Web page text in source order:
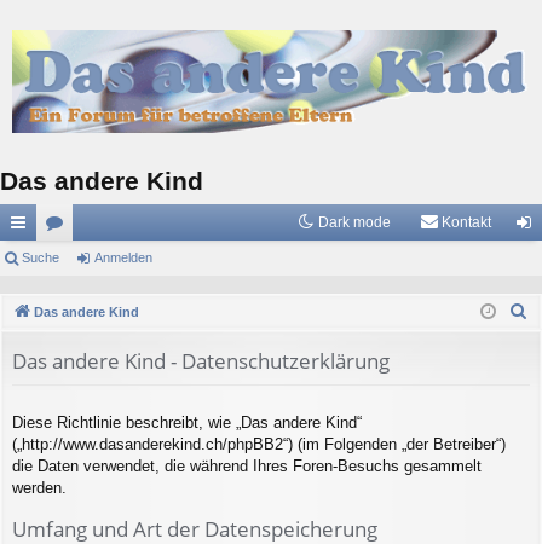
Das andere Kind
ch
ug
or
Dark mode Kontakt
Suche Anmelden
Das andere Kind
Das andere Kind - Datenschutzerklärung
Diese Richtlinie beschreibt, wie „Das andere Kind“
(„http://www.dasanderekind.ch/phpBB2“) (im Folgenden „der Betreiber“)
die Daten verwendet, die während Ihres Foren-Besuchs gesammelt
werden.
Umfang und Art der Datenspeicherung